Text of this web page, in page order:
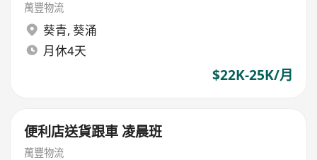
萬豐物流
葵青, 葵涌
月休4天
$22K-25K/月
便利店送貨跟車 凌晨班
萬豐物流